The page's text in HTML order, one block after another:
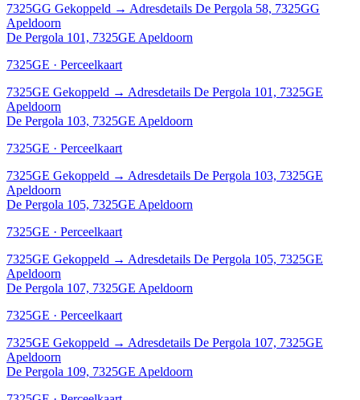
7325GG Gekoppeld → Adresdetails De Pergola 58, 7325GG
Apeldoorn
De Pergola 101, 7325GE Apeldoorn
7325GE · Perceelkaart
7325GE Gekoppeld → Adresdetails De Pergola 101, 7325GE
Apeldoorn
De Pergola 103, 7325GE Apeldoorn
7325GE · Perceelkaart
7325GE Gekoppeld → Adresdetails De Pergola 103, 7325GE
Apeldoorn
De Pergola 105, 7325GE Apeldoorn
7325GE · Perceelkaart
7325GE Gekoppeld → Adresdetails De Pergola 105, 7325GE
Apeldoorn
De Pergola 107, 7325GE Apeldoorn
7325GE · Perceelkaart
7325GE Gekoppeld → Adresdetails De Pergola 107, 7325GE
Apeldoorn
De Pergola 109, 7325GE Apeldoorn